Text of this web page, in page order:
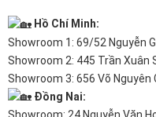
Hồ Chí Minh:
Showroom 1: 69/52 Nguyễn
Showroom 2: 445 Trần Xuân
Showroom 3: 656 Võ Nguyên
Đồng Nai: